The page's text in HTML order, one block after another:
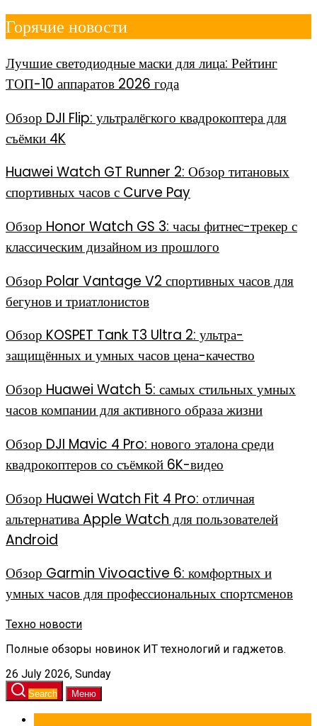
Перейти
к
Горячие новости
Лучшие светодиодные маски для лица: Рейтинг
ТОП-10 аппаратов 2026 года
Обзор DJI Flip: ультралёгкого квадрокоптера для
съёмки 4K
Huawei Watch GT Runner 2: Обзор титановых
спортивных часов с Curve Pay
Обзор Honor Watch GS 3: часы фитнес-трекер с
классическим дизайном из прошлого
Обзор Polar Vantage V2 спортивных часов для
бегунов и триатлонистов
Обзор KOSPET Tank T3 Ultra 2: ультра-
защищённых и умных часов цена-качество
Обзор Huawei Watch 5: самых стильных умных
часов компании для активного образа жизни
Обзор DJI Mavic 4 Pro: нового эталона среди
квадрокоптеров со съёмкой 6K-видео
Обзор Huawei Watch Fit 4 Pro: отличная
альтернатива Apple Watch для пользователей
Android
Обзор Garmin Vivoactive 6: комфортных и
умных часов для профессиональных спортсменов
Техно новости
Полные обзоры новинок ИТ технологий и гаджетов.
26 July 2026, Sunday
Search Меню